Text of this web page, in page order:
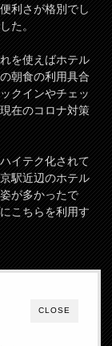
利さが格別でし
た。
を使えばホテル
朝食の利用具合
クインやチェッ
在のコロナ対策
イテク化されて
駅近辺のホテル
が多かったで
こちらを利用す
CLOSE